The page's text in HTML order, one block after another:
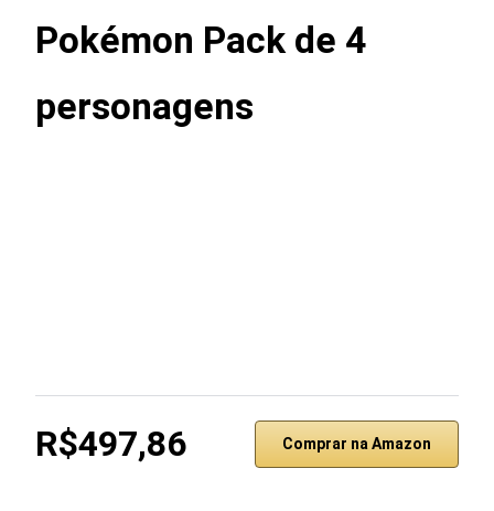
Pokémon Pack de 4
personagens
R$497,86 Comprar na Amazon